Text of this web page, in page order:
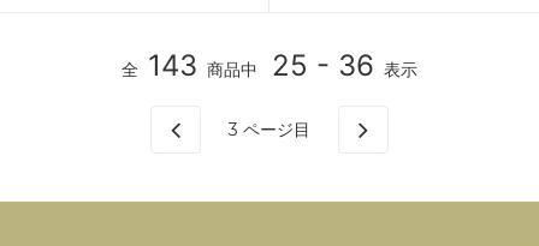
全 143 商品中 25 - 36 表示
3 ページ目